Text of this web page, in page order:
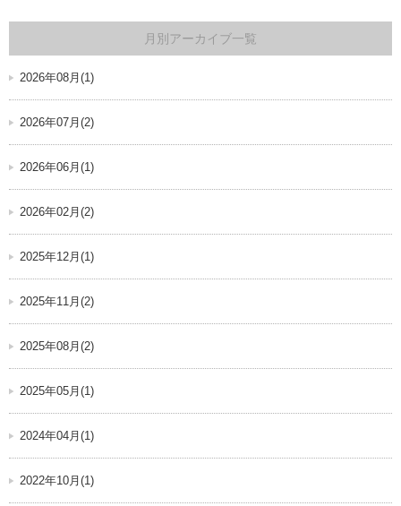
月別アーカイブ一覧
2026年08月(1)
2026年07月(2)
2026年06月(1)
2026年02月(2)
2025年12月(1)
2025年11月(2)
2025年08月(2)
2025年05月(1)
2024年04月(1)
2022年10月(1)